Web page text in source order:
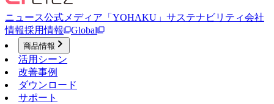
ニュース公式メディア「YOHAKU」 サステナビリティ会社
情報採用情報 Global
商品情報
活用シーン
改善事例
ダウンロード
サポート